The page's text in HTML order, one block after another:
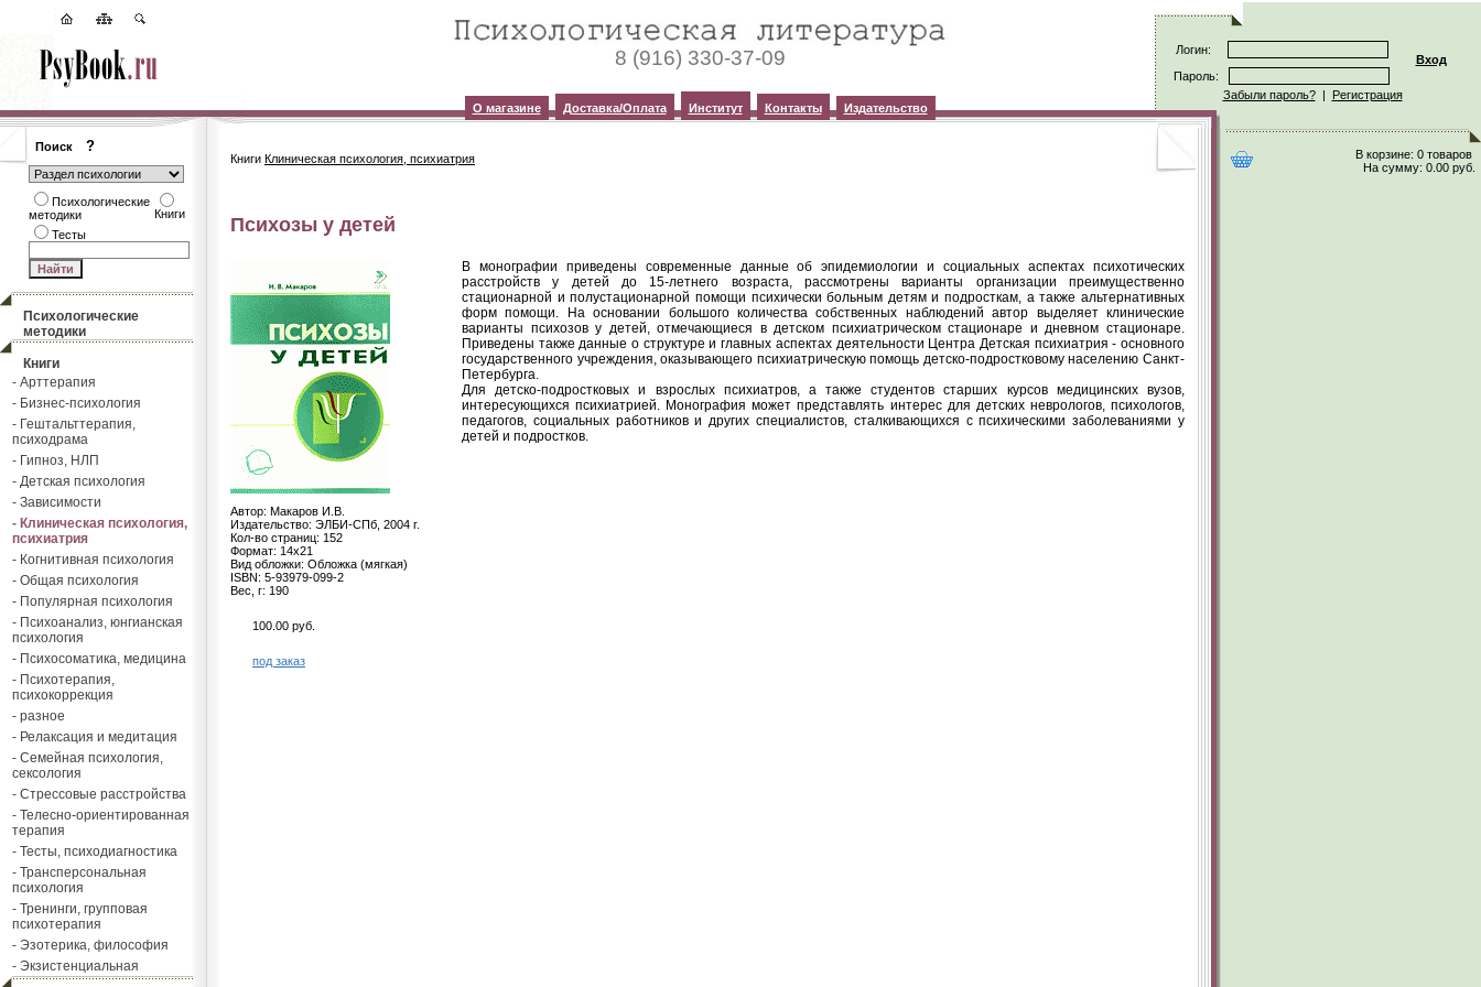
8 (916) 330-37-09 Логин:
Вход
Пароль:
Забыли пароль?|
Регистрация
О магазине
Доставка/Оплата Институт Контакты Издательство
Поиск ?
Психологические
методики
Книги
Тесты
Психологические
методики
Книги
- Арттерапия
- Бизнес-психология
- Гештальттерапия,
психодрама
- Гипноз, НЛП
- Детская психология
- Зависимости
- Клиническая психология,
психиатрия
- Когнитивная психология
- Общая психология
- Популярная психология
- Психоанализ, юнгианская
психология
- Психосоматика, медицина
- Психотерапия,
психокоррекция
- разное
- Релаксация и медитация
- Семейная психология,
сексология
- Стрессовые расстройства
- Телесно-ориентированная
терапия
- Тесты, психодиагностика
- Трансперсональная
психология
- Тренинги, групповая
психотерапия
- Эзотерика, философия
- Экзистенциальная
Книги Клиническая психология, психиатрия
Психозы у детей
Автор: Макаров И.В.
Издательство: ЭЛБИ-СПб, 2004 г.
Кол-во страниц: 152
Формат: 14х21
Вид обложки: Обложка (мягкая)
ISBN: 5-93979-099-2
Вес, г: 190
В монографии приведены современные данные об эпидемиологии и социальных аспектах психотических
расстройств у детей до 15-летнего возраста, рассмотрены варианты организации преимущественно
стационарной иполустационарной помощи психически больным детям и подросткам, а также альтернативных
форм помощи. На основании большого количества собственных наблюдений автор выделяет клинические
варианты психозов у детей, отмечающиеся в детском психиатрическом стационаре и дневном стационаре.
Приведены также данные о структуре и главных аспектах деятельности Центра Детская психиатрия - основного
государственного учреждения, оказывающего психиатрическую помощь детско-подростковому населению Санкт-
Петербурга.
Для детско-подростковых и взрослых психиатров, а также студентов старших курсов медицинских вузов,
интересующихся психиатрией. Монография может представлять интерес для детских неврологов, психологов,
педагогов, социальных работников и других специалистов, сталкивающихся с психическими заболеваниями у
детей и подростков.
100.00 руб.
под заказ
В корзине: 0 товаров
На сумму: 0.00 руб.